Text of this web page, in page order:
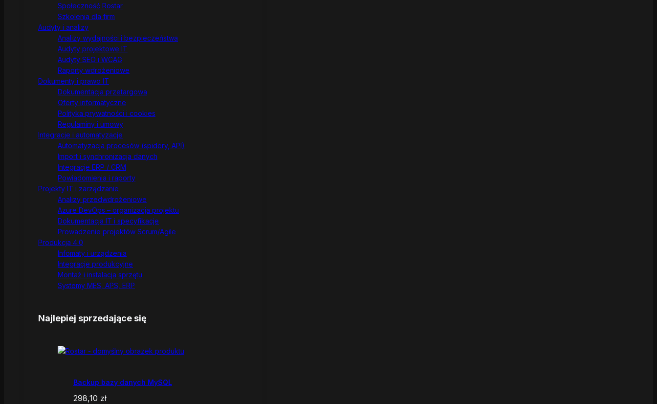
Społeczność Rostar
Szkolenia dla firm
Audyty i analizy
Analizy wydajności i bezpieczeństwa
Audyty projektowe IT
Audyty SEO i WCAG
Raporty wdrożeniowe
Dokumenty i prawo IT
Dokumentacja przetargowa
Oferty informatyczne
Polityka prywatności i cookies
Regulaminy i umowy
Integracje i automatyzacje
Automatyzacja procesów (spidery, API)
Import i synchronizacja danych
Integracje ERP / CRM
Powiadomienia i raporty
Projekty IT i zarządzanie
Analizy przedwdrożeniowe
Azure DevOps – organizacja projektu
Dokumentacja IT i specyfikacje
Prowadzenie projektów Scrum/Agile
Produkcja 4.0
Infomaty i urządzenia
Integracje produkcyjne
Montaż i instalacja sprzętu
Systemy MES, APS, ERP
Najlepiej sprzedające się
Backup bazy danych MySQL
298,10 zł